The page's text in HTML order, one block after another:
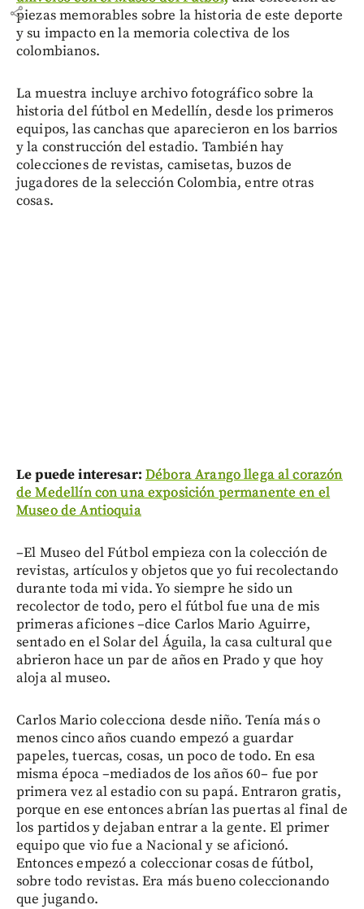
sharepiezas memorables sobre la historia de este deporte
y su impacto en la memoria colectiva de los
colombianos.
La muestra incluye archivo fotográfico sobre la
historia del fútbol en Medellín, desde los primeros
equipos, las canchas que aparecieron en los barrios
y la construcción del estadio. También hay
colecciones de revistas, camisetas, buzos de
jugadores de la selección Colombia, entre otras
cosas.
Le puede interesar: Débora Arango llega al corazón
de Medellín con una exposición permanente en el
Museo de Antioquia
–El Museo del Fútbol empieza con la colección de
revistas, artículos y objetos que yo fui recolectando
durante toda mi vida. Yo siempre he sido un
recolector de todo, pero el fútbol fue una de mis
primeras aficiones –dice Carlos Mario Aguirre,
sentado en el Solar del Águila, la casa cultural que
abrieron hace un par de años en Prado y que hoy
aloja al museo.
Carlos Mario colecciona desde niño. Tenía más o
menos cinco años cuando empezó a guardar
papeles, tuercas, cosas, un poco de todo. En esa
misma época –mediados de los años 60– fue por
primera vez al estadio con su papá. Entraron gratis,
porque en ese entonces abrían las puertas al final de
los partidos y dejaban entrar a la gente. El primer
equipo que vio fue a Nacional y se aficionó.
Entonces empezó a coleccionar cosas de fútbol,
sobre todo revistas. Era más bueno coleccionando
que jugando.